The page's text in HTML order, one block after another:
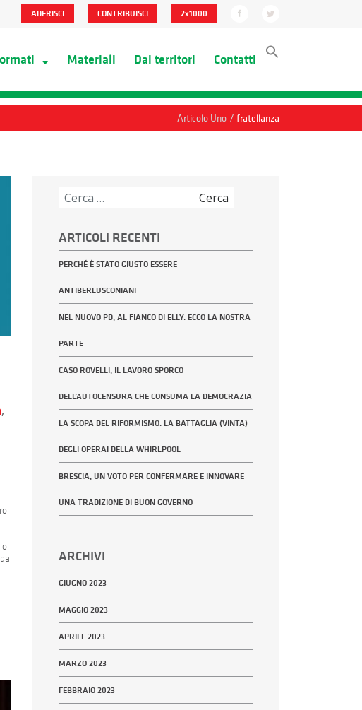
ADERISCI CONTRIBUISCI 2x1000
Materiali Dai territori Contatti
Articolo Uno / fratellanza
,
ARTICOLI RECENTI
PERCHÉ È STATO GIUSTO ESSERE
ANTIBERLUSCONIANI
NEL NUOVO PD, AL FIANCO DI ELLY. ECCO LA NOSTRA
PARTE
CASO ROVELLI, IL LAVORO SPORCO
DELL’AUTOCENSURA CHE CONSUMA LA DEMOCRAZIA
LA SCOPA DEL RIFORMISMO. LA BATTAGLIA (VINTA)
DEGLI OPERAI DELLA WHIRLPOOL
BRESCIA, UN VOTO PER CONFERMARE E INNOVARE
UNA TRADIZIONE DI BUON GOVERNO
ARCHIVI
GIUGNO 2023
MAGGIO 2023
APRILE 2023
MARZO 2023
FEBBRAIO 2023